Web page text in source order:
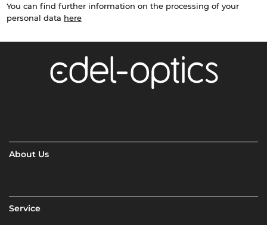
You can find further information on the processing of your
personal data here
About Us
Service